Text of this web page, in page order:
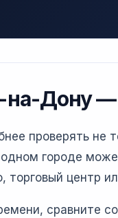
на-Дону
проверять не
городе
торговый центр
сравните